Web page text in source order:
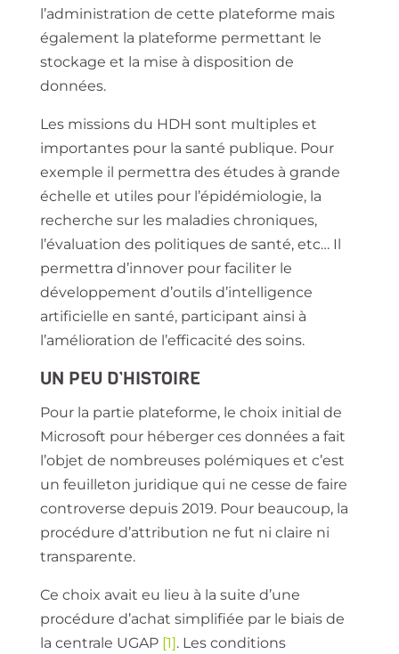
l’administration de cette plateforme mais
également la plateforme permettant le
stockage et la mise à disposition de
données.
Les missions du HDH sont multiples et
importantes pour la santé publique. Pour
exemple il permettra des études à grande
échelle et utiles pour l’épidémiologie, la
recherche sur les maladies chroniques,
l’évaluation des politiques de santé, etc… Il
permettra d’innover pour faciliter le
développement d’outils d’intelligence
artificielle en santé, participant ainsi à
l’amélioration de l’efficacité des soins.
UN PEU D’HISTOIRE
Pour la partie plateforme, le choix initial de
Microsoft pour héberger ces données a fait
l’objet de nombreuses polémiques et c’est
un feuilleton juridique qui ne cesse de faire
controverse depuis 2019. Pour beaucoup, la
procédure d’attribution ne fut ni claire ni
transparente.
Ce choix avait eu lieu à la suite d’une
procédure d’achat simplifiée par le biais de
la centrale UGAP [1] . Les conditions